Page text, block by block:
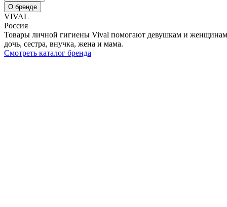
О бренде
VIVAL
Россия
Товары личной гигиены Vival помогают девушкам и женщинам
дочь, сестра, внучка, жена и мама.
Смотреть каталог бренда